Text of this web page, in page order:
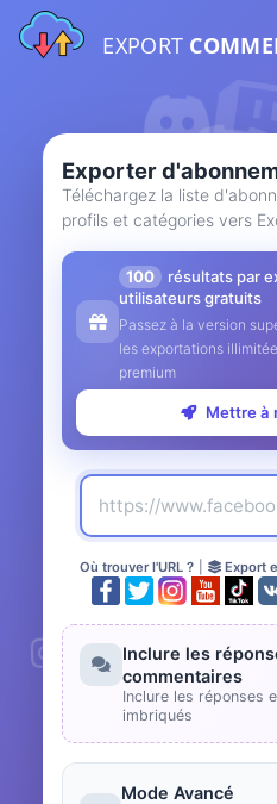
EXPORT
Exporter
Téléchargez la liste
profils et catégories vers
100
résultats par
utilisateurs gratuits
Passez à la version
les exportations
premium
Mettre à
Où trouver l'URL ? Export
Inclure les
commentaires
Inclure les réponses
imbriqués
Mode Avancé